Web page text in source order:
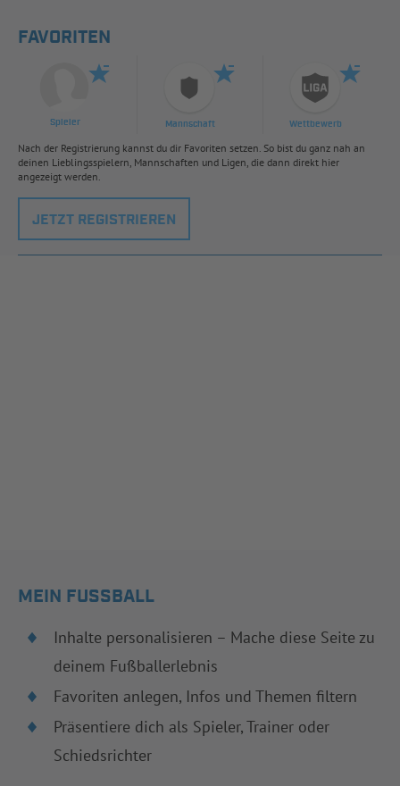
FAVORITEN
Spieler Mannschaft Wettbewerb
Nach der Registrierung kannst du dir Favoriten setzen. So bist du ganz nah an
deinen Lieblingsspielern, Mannschaften und Ligen, die dann direkt hier
angezeigt werden.
JETZT REGISTRIEREN
MEIN FUSSBALL
Inhalte personalisieren – Mache diese Seite zu
deinem Fußballerlebnis
Favoriten anlegen, Infos und Themen filtern
Präsentiere dich als Spieler, Trainer oder
Schiedsrichter